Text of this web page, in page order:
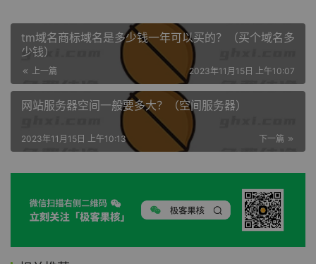
tm域名商标域名是多少钱一年可以买的？（买个域名多
少钱）
上一篇 2023年11月15日 上午10:07
网站服务器空间一般要多大？（空间服务器）
下一篇
2023年11月15日 上午10:13